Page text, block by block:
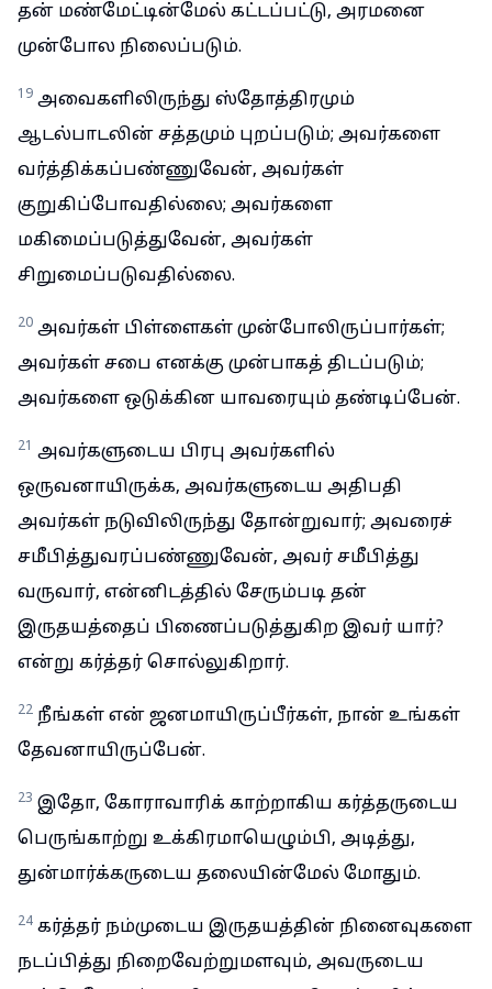
தன் மண்மேட்டின்மேல் கட்டப்பட்டு, அரமனை
முன்போல நிலைப்படும்.
19 அவைகளிலிருந்து ஸ்தோத்திரமும்
ஆடல்பாடலின் சத்தமும் புறப்படும்; அவர்களை
வர்த்திக்கப்பண்ணுவேன், அவர்கள்
குறுகிப்போவதில்லை; அவர்களை
மகிமைப்படுத்துவேன், அவர்கள்
சிறுமைப்படுவதில்லை.
20 அவர்கள் பிள்ளைகள் முன்போலிருப்பார்கள்;
அவர்கள் சபை எனக்கு முன்பாகத் திடப்படும்;
அவர்களை ஒடுக்கின யாவரையும் தண்டிப்பேன்.
21 அவர்களுடைய பிரபு அவர்களில்
ஒருவனாயிருக்க, அவர்களுடைய அதிபதி
அவர்கள் நடுவிலிருந்து தோன்றுவார்; அவரைச்
சமீபித்துவரப்பண்ணுவேன், அவர் சமீபித்து
வருவார், என்னிடத்தில் சேரும்படி தன்
இருதயத்தைப் பிணைப்படுத்துகிற இவர் யார்?
என்று கர்த்தர் சொல்லுகிறார்.
22 நீங்கள் என் ஜனமாயிருப்பீர்கள், நான் உங்கள்
தேவனாயிருப்பேன்.
23 இதோ, கோராவாரிக் காற்றாகிய கர்த்தருடைய
பெருங்காற்று உக்கிரமாயெழும்பி, அடித்து,
துன்மார்க்கருடைய தலையின்மேல் மோதும்.
24 கர்த்தர் நம்முடைய இருதயத்தின் நினைவுகளை
நடப்பித்து நிறைவேற்றுமளவும், அவருடைய